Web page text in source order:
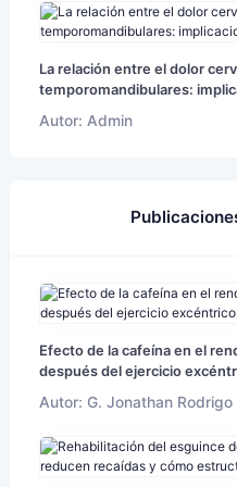
La relación entre el dolor
temporomandibulares:
Autor: Admin
Efecto de la cafeína en el
después del ejercicio
Autor: G. Jonathan Rodrigo